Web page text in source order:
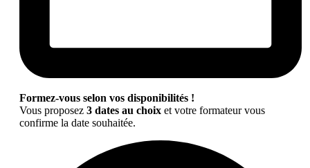
Formez-vous selon vos disponibilités !
Vous proposez 3 dates au choix et votre formateur vous
confirme la date souhaitée.